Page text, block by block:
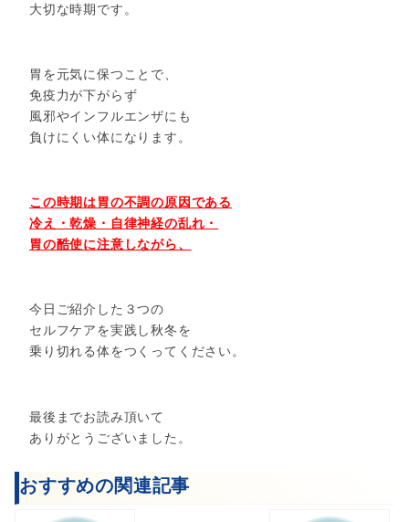
大切な時期です。
胃を元気に保つことで、
免疫力が下がらず
風邪やインフルエンザにも
負けにくい体になります。
この時期は胃の不調の原因である
冷え・乾燥・自律神経の乱れ・
胃の酷使に注意しながら、
今日ご紹介した３つの
セルフケアを実践し秋冬を
乗り切れる体をつくってください。
最後までお読み頂いて
ありがとうございました。
おすすめの関連記事